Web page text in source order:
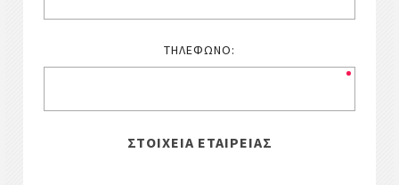
ΤΗΛΈΦΩΝΟ:
ΣΤΟΙΧΕΊΑ ΕΤΑΙΡΕΊΑΣ